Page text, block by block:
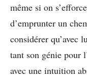
même si on
d’emprunter un
considérer qu’avec
tant son génie pour
avec une intuition